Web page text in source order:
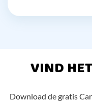
VIND
Download de gratis